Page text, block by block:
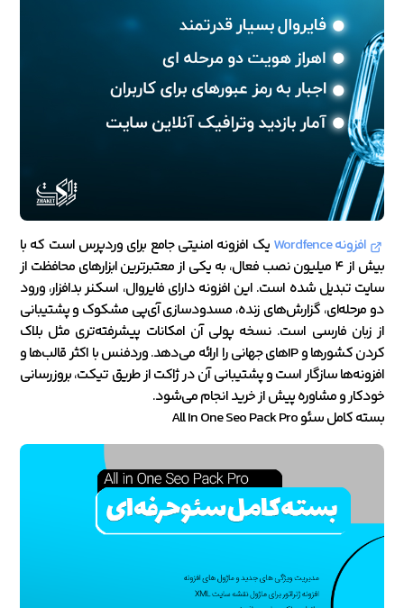
افزونه Wordfence
یک افزونه امنیتی جامع برای وردپرس است که با
بیش از ۴ میلیون نصب فعال، به یکی از معتبرترین ابزارهای محافظت از
سایت تبدیل شده است. این افزونه دارای فایروال، اسکنر بدافزار، ورود
دو مرحله‌ای، گزارش‌های زنده، مسدودسازی آی‌پی مشکوک و پشتیبانی
از زبان فارسی است. نسخه پولی آن امکانات پیشرفته‌تری مثل بلاک
کردن کشورها و IPهای جهانی را ارائه می‌دهد. وردفنس با اکثر قالب‌ها و
افزونه‌ها سازگار است و پشتیبانی آن در ژاکت از طریق تیکت، بروزرسانی
خودکار و مشاوره پیش از خرید انجام می‌شود.
بسته کامل سئو All In One Seo Pack Pro